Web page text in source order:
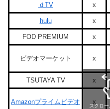
ｄTV x
hulu x
FOD PREMIUM x
ビデオマーケット x
TSUTAYA TV x
Amazonプライムビデオ x
スクロ